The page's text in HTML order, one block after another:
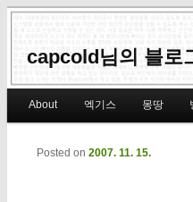
capcold님의 블로
Skip to primary content
Skip to secondary content
About 엑기스 몽땅
Posted on 2007. 11. 15.